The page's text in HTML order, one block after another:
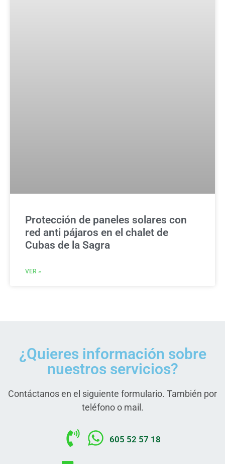
Protección de paneles solares con
red anti pájaros en el chalet de
Cubas de la Sagra
VER »
¿Quieres información sobre
nuestros servicios?
Contáctanos en el siguiente formulario. También por
teléfono o mail.
605 52 57 18